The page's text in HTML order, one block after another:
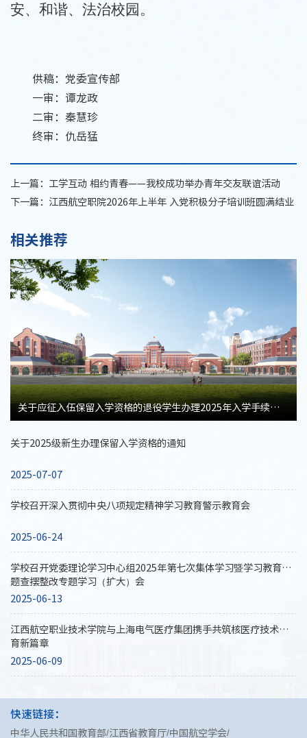
安、和谐、法治校园。
供稿：党委宣传部
一审：谭龙政
二审：秦慧珍
终审：仇岳猛
上一篇： 工学互动 相约青春——我校成功举办青年交友联谊活动
下一篇： 江西航空职院2026年上半年 入党积极分子培训班圆满结业
相关推荐
关于应征入伍保留入学资格的退役学生办理2025年入学手续的通知
关于2025级新生办理保留入学资格的通知
2025-07-07
学校召开深入贯彻中央八项规定精神学习教育警示教育会
2025-06-24
学校召开党委理论学习中心组2025年第七次集体学习暨学习教育问
题查摆整改专题学习（扩大）会
2025-06-13
江西航空职业技术学院与上海电气医疗集团携手共筑核医疗技术教
育新篇章
2025-06-09
快速链接：
中华人民共和国教育部 江西省教育厅 中国航空学会